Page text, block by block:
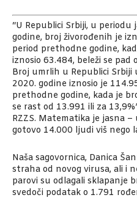
“U Republici Srbiji, u
godine, broj živorođenih je
period prethodne godine,
iznosio 63.484, beleži se pad
Broj umrlih u Republici
2020. godine iznosio je
prethodne godine, kada je
se rast od 13.991 ili za
RZZS. Matematika je jasna
gotovo 14.000 ljudi viš nego
Naša sagovornica, Danica
straha od novog virusa, ali i
parovi su odlagali sklapanje
svedoči podatak o 1.791